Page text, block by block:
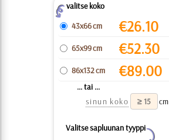
Zvalitse koko
43x66 cm
€26.10
65x99 cm €52.30
86x132 cm €89.00
... tai ...
sinun koko
cm
Valitse sapluunan tyyppi
Y